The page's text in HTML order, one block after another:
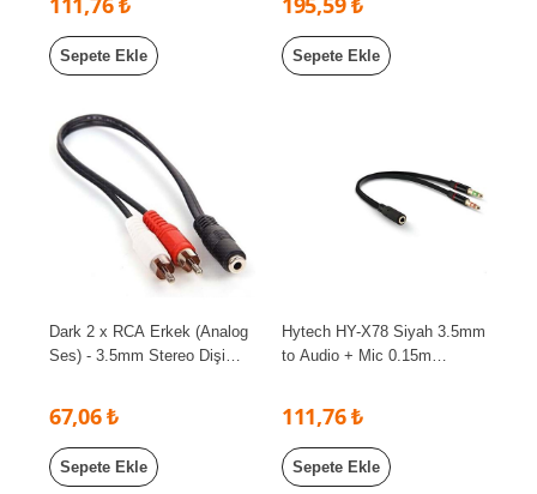
Sepete Ekle Sepete Ekle
Dark 2 x RCA Erkek (Analog
Ses) - 3.5mm Stereo Dişi
67,06 ₺
Sepete Ekle
Hytech HY-X78 Siyah 3.5mm
to Audio + Mic 0.15m
111,76 ₺
Sepete Ekle